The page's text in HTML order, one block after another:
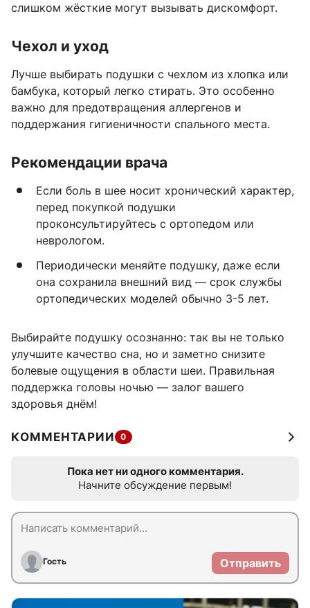
слишком жёсткие могут вызывать дискомфорт.
Чехол и уход
Лучше выбирать подушки с чехлом из хлопка или
бамбука, который легко стирать. Это особенно
важно для предотвращения аллергенов и
поддержания гигиеничности спального места.
Рекомендации врача
Если боль в шее носит хронический характер,
перед покупкой подушки
проконсультируйтесь с ортопедом или
неврологом.
Периодически меняйте подушку, даже если
она сохранила внешний вид — срок службы
ортопедических моделей обычно 3-5 лет.
Выбирайте подушку осознанно: так вы не только
улучшите качество сна, но и заметно снизите
болевые ощущения в области шеи. Правильная
поддержка головы ночью — залог вашего
здоровья днём!
КОММЕНТАРИИ 0
Пока нет ни одного комментария.
Начните обсуждение первым!
Гость Отправить